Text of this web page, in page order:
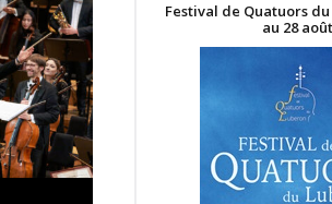
Festival de Quatuors
au 28 août